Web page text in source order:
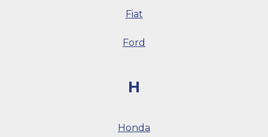
Fiat
Ford
H
Honda